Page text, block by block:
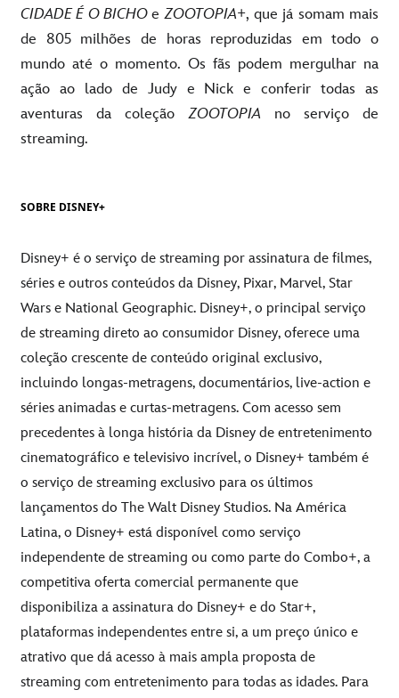
CIDADE É O BICHOeZOOTOPIA+, que já somam mais
de 805 milhões de horas reproduzidas em todo o
mundo até o momento. Os fãs podem mergulhar na
ação ao lado de Judy e Nick e conferir todas as
aventuras da coleçãoZOOTOPIA no serviço de
streaming.
SOBRE DISNEY+
Disney+ é o serviço de streaming por assinatura de filmes,
séries e outros conteúdos da Disney, Pixar, Marvel, Star
Wars e National Geographic. Disney+, o principal serviço
de streaming direto ao consumidor Disney, oferece uma
coleção crescente de conteúdo original exclusivo,
incluindo longas-metragens, documentários, live-action e
séries animadas e curtas-metragens. Com acesso sem
precedentes à longa história da Disney de entretenimento
cinematográfico e televisivo incrível, o Disney+ também é
o serviço de streaming exclusivo para os últimos
lançamentos do The Walt Disney Studios. Na América
Latina, o Disney+ está disponível como serviço
independente de streaming ou como parte do Combo+, a
competitiva oferta comercial permanente que
disponibiliza a assinatura do Disney+ e do Star+,
plataformas independentes entre si, a um preço único e
atrativo que dá acesso à mais ampla proposta de
streaming com entretenimento para todas as idades. Para